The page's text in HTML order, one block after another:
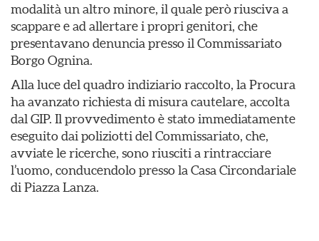
modalità un altro minore, il quale però riusciva a
scappare e ad allertare i propri genitori, che
presentavano denuncia presso il Commissariato
Borgo Ognina.
Alla luce del quadro indiziario raccolto, la Procura
ha avanzato richiesta di misura cautelare, accolta
dal GIP. Il provvedimento è stato immediatamente
eseguito dai poliziotti del Commissariato, che,
avviate le ricerche, sono riusciti a rintracciare
l’uomo, conducendolo presso la Casa Circondariale
di Piazza Lanza.